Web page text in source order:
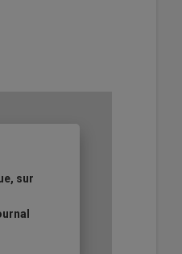
sur